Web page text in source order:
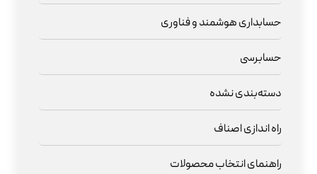
حسابداری هوشمند و فناوری
حسابرسی
دسته‌بندی نشده
راه اندازی اصناف
راهنمای انتخاب محصولات